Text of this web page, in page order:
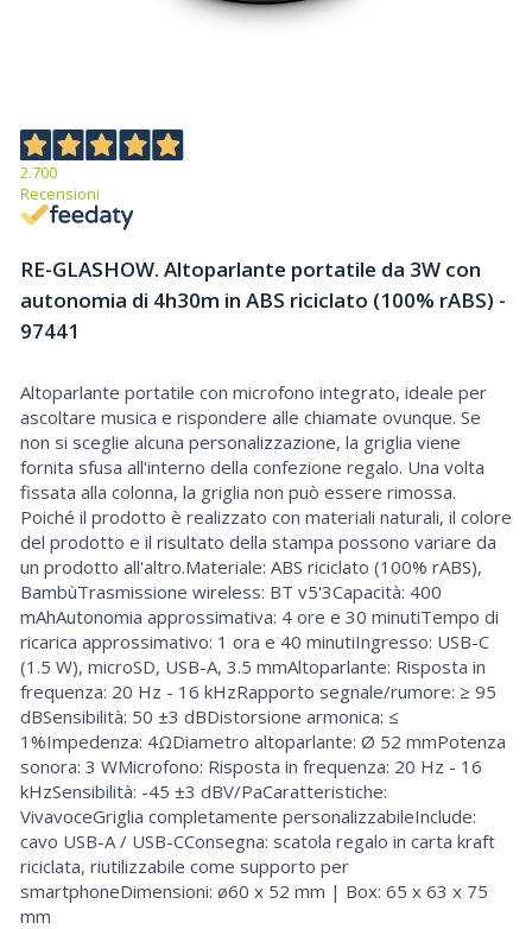
2.700
Recensioni
RE-GLASHOW. Altoparlante portatile da 3W con
autonomia di 4h30m in ABS riciclato (100% rABS) -
97441
Altoparlante portatile con microfono integrato, ideale per
ascoltare musica e rispondere alle chiamate ovunque. Se
non si sceglie alcuna personalizzazione, la griglia viene
fornita sfusa all'interno della confezione regalo. Una volta
fissata alla colonna, la griglia non può essere rimossa.
Poiché il prodotto è realizzato con materiali naturali, il colore
del prodotto e il risultato della stampa possono variare da
un prodotto all'altro.Materiale: ABS riciclato (100% rABS),
BambùTrasmissione wireless: BT v5'3Capacità: 400
mAhAutonomia approssimativa: 4 ore e 30 minutiTempo di
ricarica approssimativo: 1 ora e 40 minutiIngresso: USB-C
(1.5 W), microSD, USB-A, 3.5 mmAltoparlante: Risposta in
frequenza: 20 Hz - 16 kHzRapporto segnale/rumore: ≥ 95
dBSensibilità: 50 ±3 dBDistorsione armonica: ≤
1%Impedenza: 4ΩDiametro altoparlante: Ø 52 mmPotenza
sonora: 3 WMicrofono: Risposta in frequenza: 20 Hz - 16
kHzSensibilità: -45 ±3 dBV/PaCaratteristiche:
VivavoceGriglia completamente personalizzabileInclude:
cavo USB-A / USB-CConsegna: scatola regalo in carta kraft
riciclata, riutilizzabile come supporto per
smartphoneDimensioni: ø60 x 52 mm | Box: 65 x 63 x 75
mm